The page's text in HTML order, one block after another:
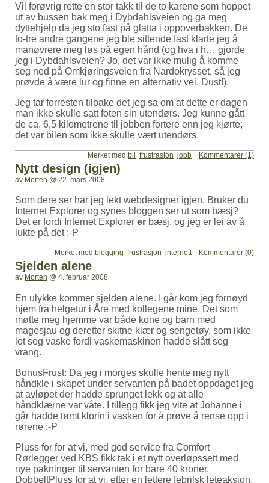
Vil forøvrig rette en stor takk til de to karene som hoppet
ut av bussen bak meg i Dybdahlsveien og ga meg
dyttehjelp da jeg sto fast på glatta i oppoverbakken. De
to-tre andre gangene jeg ble sittende fast klarte jeg å
manøvrere meg løs på egen hånd (og hva i h… gjorde
jeg i Dybdahlsveien? Jo, det var ikke mulig å komme
seg ned på Omkjøringsveien fra Nardokrysset, så jeg
prøvde å være lur og finne en alternativ vei. Dust!).
Jeg tar forresten tilbake det jeg sa om at dette er dagen
man ikke skulle satt foten sin utendørs. Jeg kunne gått
de ca. 6,5 kilometrene til jobben fortere enn jeg kjørte;
det var bilen som ikke skulle vært utendørs.
Merket med:bil frustrasjon jobb | Kommentarer (1)
Nytt design (igjen)
av Morten @ 22. mars 2008
Som dere ser har jeg lekt webdesigner igjen. Bruker du
Internet Explorer og synes bloggen ser ut som bæsj?
Det er fordi Internet Explorer er bæsj, og jeg er lei av å
lukte på det :-P
Merket med:blogging frustrasjon internett Kommentarer (0)
Sjelden alene
av Morten @ 4. februar 2008
En ulykke kommer sjelden alene. I går kom jeg fornøyd
hjem fra helgetur i Åre med kollegene mine. Det som
møtte meg hjemme var både kone og barn med
magesjau og deretter skitne klær og sengetøy, som ikke
lot seg vaske fordi vaskemaskinen hadde slått seg
vrang.
BonusFrust: Da jeg i morges skulle hente meg nytt
håndkle i skapet under servanten på badet oppdaget jeg
at avløpet der hadde sprunget lekk og at alle
håndklærne var våte. I tillegg fikk jeg vite at Johanne i
går hadde tømt klorin i vasken for å prøve å rense opp i
rørene :-P
Pluss for for at vi, med god service fra Comfort
Rørlegger ved KBS fikk tak i et nytt overløpssett med
nye pakninger til servanten for bare 40 kroner.
DobbeltPluss for at vi, etter en lettere febrilsk leteaksjon,